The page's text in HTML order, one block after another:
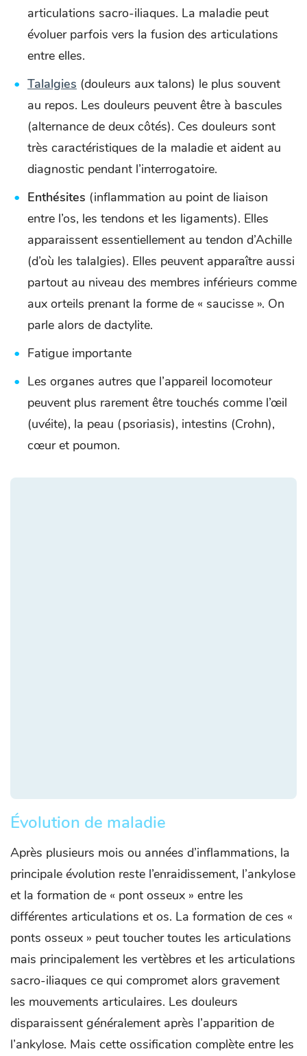
articulations sacro-iliaques. La maladie peut
évoluer parfois vers la fusion des articulations
entre elles.
Talalgies (douleurs aux talons) le plus souvent
au repos. Les douleurs peuvent être à bascules
(alternance de deux côtés). Ces douleurs sont
très caractéristiques de la maladie et aident au
diagnostic pendant l’interrogatoire.
Enthésites (inflammation au point de liaison
entre l’os, les tendons et les ligaments). Elles
apparaissent essentiellement au tendon d’Achille
(d’où les talalgies). Elles peuvent apparaître aussi
partout au niveau des membres inférieurs comme
aux orteils prenant la forme de « saucisse ». On
parle alors de dactylite.
Fatigue importante
Les organes autres que l’appareil locomoteur
peuvent plus rarement être touchés comme l’œil
(uvéite), la peau (psoriasis), intestins (Crohn),
cœur et poumon.
Évolution de maladie
Après plusieurs mois ou années d’inflammations, la
principale évolution reste l’enraidissement, l’ankylose
et la formation de « pont osseux » entre les
différentes articulations et os. La formation de ces «
ponts osseux » peut toucher toutes les articulations
mais principalement les vertèbres et les articulations
sacro-iliaques ce qui compromet alors gravement
les mouvements articulaires. Les douleurs
disparaissent généralement après l’apparition de
l’ankylose. Mais cette ossification complète entre les